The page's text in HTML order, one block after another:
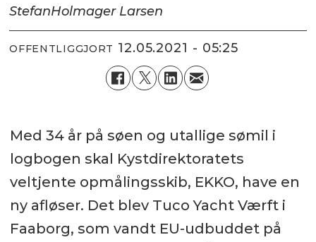
StefanHolmager Larsen
OFFENTLIGGJORT 12.05.2021 - 05:25
Med 34 år på søen og utallige sømil i
logbogen skal Kystdirektoratets
veltjente opmålingsskib, EKKO, have en
ny afløser. Det blev Tuco Yacht Værft i
Faaborg, som vandt EU-udbuddet på